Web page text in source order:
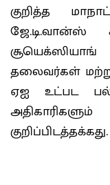
குறித்த
தலைவர்கள்
ஏஐ உட்பட
குறிப்பிடத்தக்கது.